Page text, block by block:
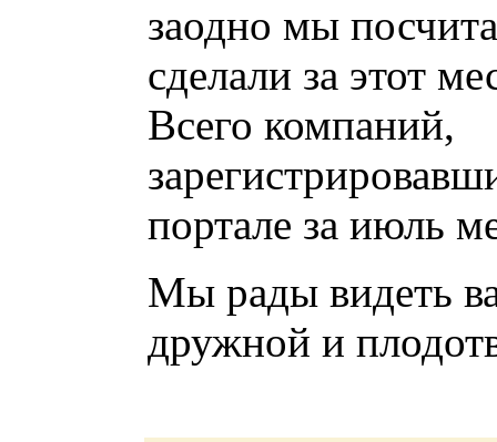
заодно мы
сделали за этот
Всего компаний,
портале за июль
Мы рады видеть
дружной и